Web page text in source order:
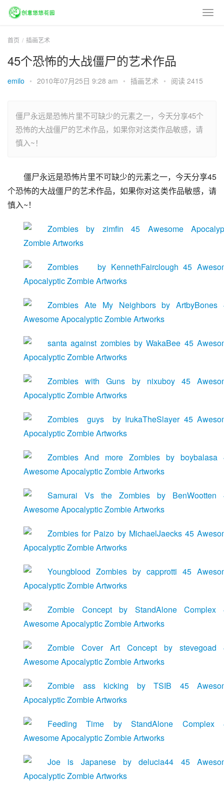
首页 插画艺术
45个恐怖的大战僵尸的艺术作品
emilo • 2010年07月25日 9:28 am • 插画艺术 • 阅读 2415
僵尸永远是恐怖片里不可缺少的元素之一，今天分享45个
恐怖的大战僵尸的艺术作品，如果你对这类作品敏感，请
慎入~！
僵尸永远是恐怖片里不可缺少的元素之一，今天分享45
个恐怖的大战僵尸的艺术作品，如果你对这类作品敏感，请
慎入~！